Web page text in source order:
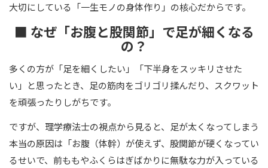
大切にしている「一生モノの身体作り」の核心だからです。
■ なぜ「お腹と股関節」で足が細くなる
の？
多くの方が「足を細くしたい」「下半身をスッキリさせた
い」と思ったとき、足の筋肉をゴリゴリ揉んだり、スクワット
を頑張ったりしがちです。
ですが、理学療法士の視点から見ると、足が太くなってしまう
本当の原因は「お腹（体幹）が使えず、股関節が硬くなってい
るせいで、前ももやふくらはぎばかりに無駄な力が入っている